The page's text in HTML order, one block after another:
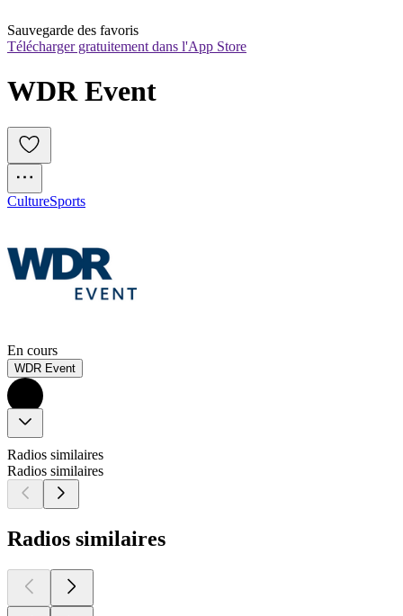
Sauvegarde des favoris
Télécharger gratuitement dans l'App Store
WDR Event
CultureSports
En cours
WDR Event
Radios similaires
Radios similaires
Radios similaires